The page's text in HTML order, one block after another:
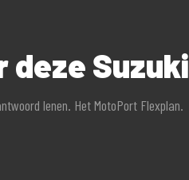
deze Suzuki
lenen. Het MotoPort Flexplan.